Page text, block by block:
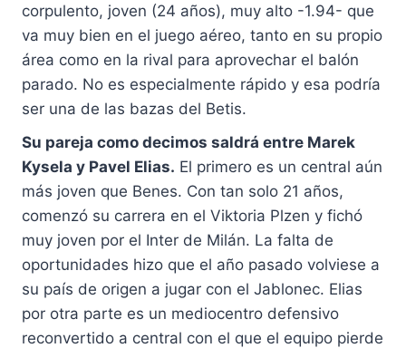
corpulento, joven (24 años), muy alto -1.94- que
va muy bien en el juego aéreo, tanto en su propio
área como en la rival para aprovechar el balón
parado. No es especialmente rápido y esa podría
ser una de las bazas del Betis.
Su pareja como decimos saldrá entre Marek
Kysela y Pavel Elias. El primero es un central aún
más joven que Benes. Con tan solo 21 años,
comenzó su carrera en el Viktoria Plzen y fichó
muy joven por el Inter de Milán. La falta de
oportunidades hizo que el año pasado volviese a
su país de origen a jugar con el Jablonec. Elias
por otra parte es un mediocentro defensivo
reconvertido a central con el que el equipo pierde